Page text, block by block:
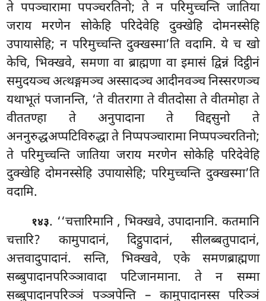
ते पपञ्चारामा पपञ्चरतिनो; ते न परिमुच्चन्ति जातिया
जराय मरणेन सोकेहि परिदेवेहि दुक्खेहि दोमनस्सेहि
उपायासेहि; न परिमुच्चन्ति दुक्खस्मा’ति वदामि. ये च खो
केचि, भिक्खवे, समणा वा ब्राह्मणा वा इमासं द्विन्नं दिट्ठीनं
समुदयञ्च अत्थङ्गमञ्च अस्सादञ्च आदीनवञ्च निस्सरणञ्च
यथाभूतं पजानन्ति, ‘ते वीतरागा ते वीतदोसा ते वीतमोहा ते
वीततण्हा ते अनुपादाना ते विद्दसुनो ते
अननुरुद्धअप्पटिविरुद्धा ते निप्पपञ्चारामा निप्पपञ्चरतिनो;
ते परिमुच्चन्ति जातिया जराय मरणेन सोकेहि परिदेवेहि
दुक्खेहि दोमनस्सेहि उपायासेहि; परिमुच्चन्ति दुक्खस्मा’ति
वदामि.
१४३. ‘‘चत्तारिमानि , भिक्खवे, उपादानानि. कतमानि
चत्तारि? कामुपादानं, दिट्ठुपादानं, सीलब्बतुपादानं,
अत्तवादुपादानं. सन्ति, भिक्खवे, एके समणब्राह्मणा
सब्बुपादानपरिञ्ञावादा पटिजानमाना. ते न सम्मा
सब्बुपादानपरिञ्ञं पञ्ञपेन्ति – कामुपादानस्स परिञ्ञं